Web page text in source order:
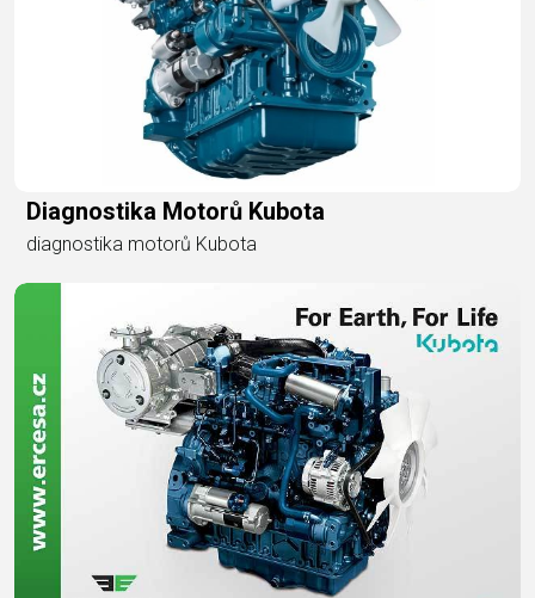
Diagnostika Motorů Kubota
diagnostika motorů Kubota